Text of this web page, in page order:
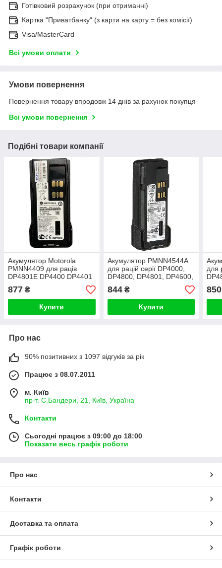
Готівковий розрахунок (при отриманні)
Картка "Приватбанку" (з карти на карту = без комісії)
Visa/MasterCard
Всі умови оплати
Умови повернення
Повернення товару впродовж 14 днів за рахунок покупця
Всі умови повернення
Подібні товари компанії
Акумулятор Motorola
PMNN4409 для раців
DP4801E DP4400 DP4401
DP4601 DP4800 DP4801
XPR3500 XPR735 [Original
877 ₴
Купити
Акумулятор PMNN4544A
для рацій серії DP4000,
DP4800, DP4801, DP4600,
DP4601, DP4400,DP4401,
DP4801
844₴
Купити
для
850
Про нас
90% позитивних з 1097 відгуків за рік
Працює з 08.07.2011
м. Київ
пр-т. С.Бандери, 21, Київ, Україна
Контакти
Сьогодні працює з 09:00 до 18:00
Показати весь графік роботи
Про нас
Контакти
Доставка та оплата
Графік роботи